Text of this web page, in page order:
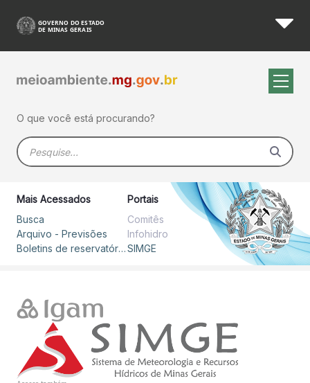
Pular para o Conteúdo principal
Boletim Diário - SIMGE
O que você está procurando?
Barra de busca
Mais Acessados
Busca
Arquivo - Previsões
Boletins de reservatórios
Portais
Comitês
Infohidro
SIMGE